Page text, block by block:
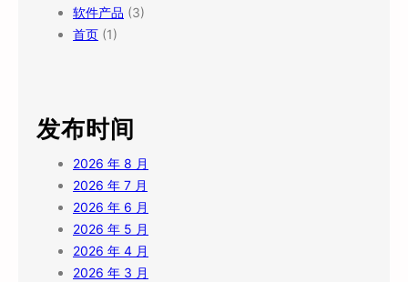
软件产品 (3)
首页 (1)
发布时间
2026 年 8 月
2026 年 7 月
2026 年 6 月
2026 年 5 月
2026 年 4 月
2026 年 3 月